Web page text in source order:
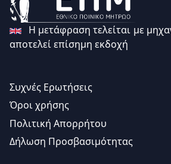
Η μετάφραση τελείται με
αποτελεί επίσημη εκδοχή
Συχνές Ερωτήσεις
Όροι χρήσης
Πολιτική Απορρήτου
Δήλωση Προσβασιμότητας